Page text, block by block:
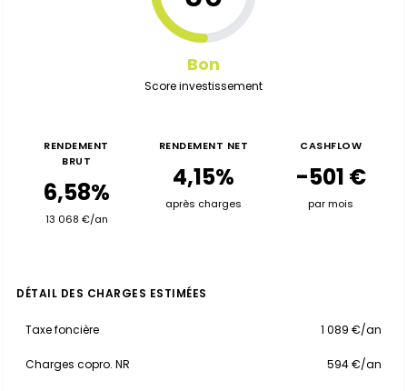
Bon
Score investissement
RENDEMENT
BRUT
6,58%
13 068 €/an
RENDEMENT NET
4,15%
après charges
CASHFLOW
-501 €
par mois
DÉTAIL DES CHARGES ESTIMÉES
Taxe foncière 1 089 €/an
Charges copro. NR 594 €/an